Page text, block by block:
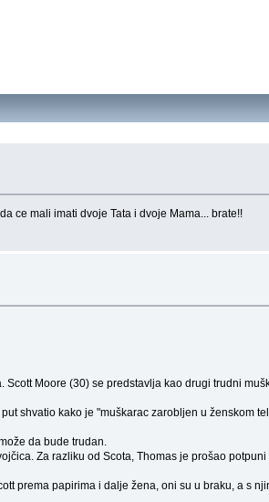
ce mali imati dvoje Tata i dvoje Mama... brate!!
Moore (30) se predstavlja kao drugi trudni
shvatio kako je "muškarac zarobljen u ženskom
da bude trudan.
Za razliku od Scota, Thomas je prošao
prema papirima i dalje žena, oni su u braku, a s